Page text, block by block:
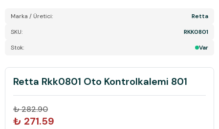
Marka / Üretici:
Retta
SKU:
RKK0801
Stok:
Var
Retta Rkk0801 Oto Kontrolkalemi 801
₺ 282.90
₺ 271.59